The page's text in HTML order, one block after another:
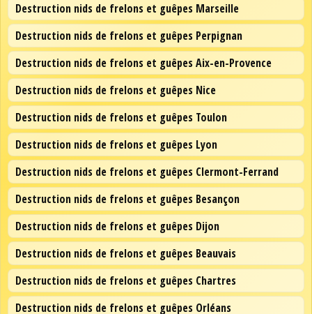
Destruction nids de frelons et guêpes Marseille
Destruction nids de frelons et guêpes Perpignan
Destruction nids de frelons et guêpes Aix-en-Provence
Destruction nids de frelons et guêpes Nice
Destruction nids de frelons et guêpes Toulon
Destruction nids de frelons et guêpes Lyon
Destruction nids de frelons et guêpes Clermont-Ferrand
Destruction nids de frelons et guêpes Besançon
Destruction nids de frelons et guêpes Dijon
Destruction nids de frelons et guêpes Beauvais
Destruction nids de frelons et guêpes Chartres
Destruction nids de frelons et guêpes Orléans